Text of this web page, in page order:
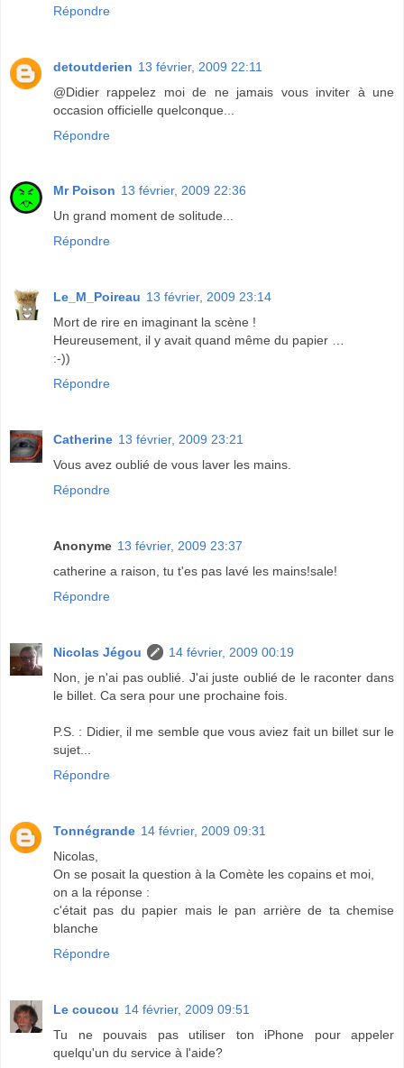
Répondre
detoutderien 13 février, 2009 22:11
@Didier rappelez moi de ne jamais vous inviter à une
occasion officielle quelconque...
Répondre
Mr Poison 13 février, 2009 22:36
Un grand moment de solitude...
Répondre
Le_M_Poireau 13 février, 2009 23:14
Mort de rire en imaginant la scène !
Heureusement, il y avait quand même du papier …
:-))
Répondre
Catherine 13 février, 2009 23:21
Vous avez oublié de vous laver les mains.
Répondre
Anonyme 13 février, 2009 23:37
catherine a raison, tu t'es pas lavé les mains!sale!
Répondre
Nicolas Jégou
14 février, 2009 00:19
Non, je n'ai pas oublié. J'ai juste oublié de le raconter dans
le billet. Ca sera pour une prochaine fois.
P.S. : Didier, il me semble que vous aviez fait un billet sur le
sujet...
Répondre
Tonnégrande 14 février, 2009 09:31
Nicolas,
On se posait la question à la Comète les copains et moi,
on a la réponse :
c'était pas du papier mais le pan arrière de ta chemise
blanche
Répondre
Le coucou 14 février, 2009 09:51
Tu ne pouvais pas utiliser ton iPhone pour appeler
quelqu'un du service à l'aide?